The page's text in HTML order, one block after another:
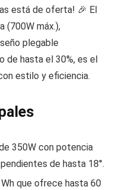
está de oferta! 🎉 El
(700W máx.),
plegable
de hasta el 30%, es el
estilo y eficiencia.
350W con potencia
de hasta 18°.
que ofrece hasta 60